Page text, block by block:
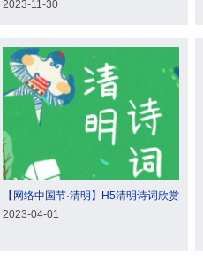
2023-11-30
【网络中国节·清明】H5清明诗词欣赏
2023-04-01